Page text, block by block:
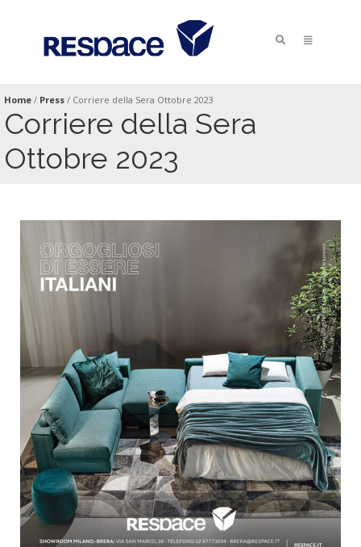
Home / Press / Corriere della Sera Ottobre 2023
Corriere della Sera
Ottobre 2023